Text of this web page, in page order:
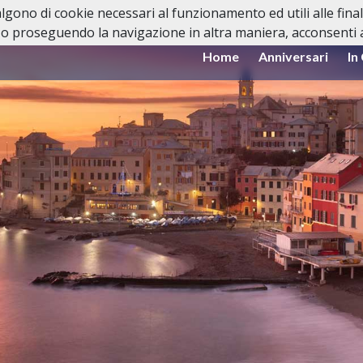
Home Anniversari In
di cookie necessari al funzionamento ed utili alle
proseguendo la navigazione in altra maniera, acconsenti